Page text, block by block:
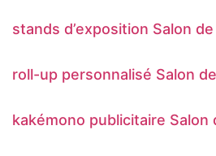
stands d’exposition Salon
roll-up personnalisé Salon
kakémono publicitaire Salon